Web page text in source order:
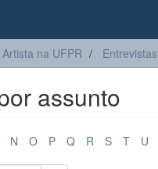
na UFPR Entrevistas
assunto
N O P Q R S T U